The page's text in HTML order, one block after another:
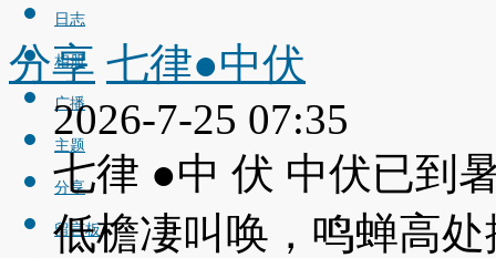
日志
相册
广播
主题
分享
留言板
分享 七律●中伏
2026-7-25 07:35
七律 ●中 伏 中伏已到
低檐凄叫唤，鸣蝉高